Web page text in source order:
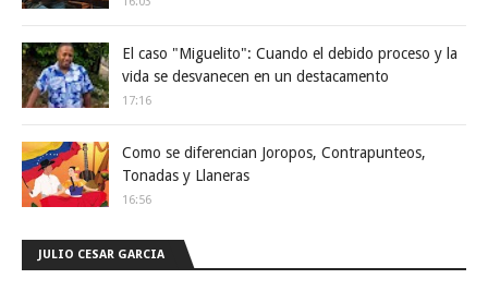
El caso "Miguelito": Cuando el debido proceso y la
vida se desvanecen en un destacamento
17:16
Como se diferencian Joropos, Contrapunteos,
Tonadas y Llaneras
16:56
JULIO CESAR GARCIA